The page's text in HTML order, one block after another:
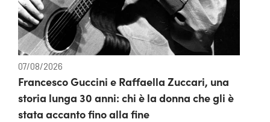
07/08/2026
Francesco Guccini e Raffaella Zuccari, una
storia lunga 30 anni: chi è la donna che gli è
stata accanto fino alla fine